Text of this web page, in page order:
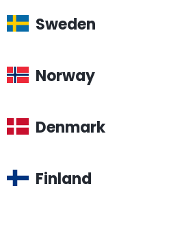
Sweden
Norway
Denmark
Finland